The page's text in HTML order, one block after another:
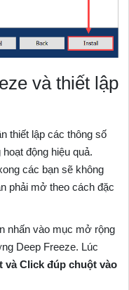
và thiết lập
thiết lập các thông số
động hiệu quả.
các bạn sẽ không
phải mở theo cách đặc
nhấn vào mục mở rộng
Deep Freeze. Lúc
và Click đúp chuột vào